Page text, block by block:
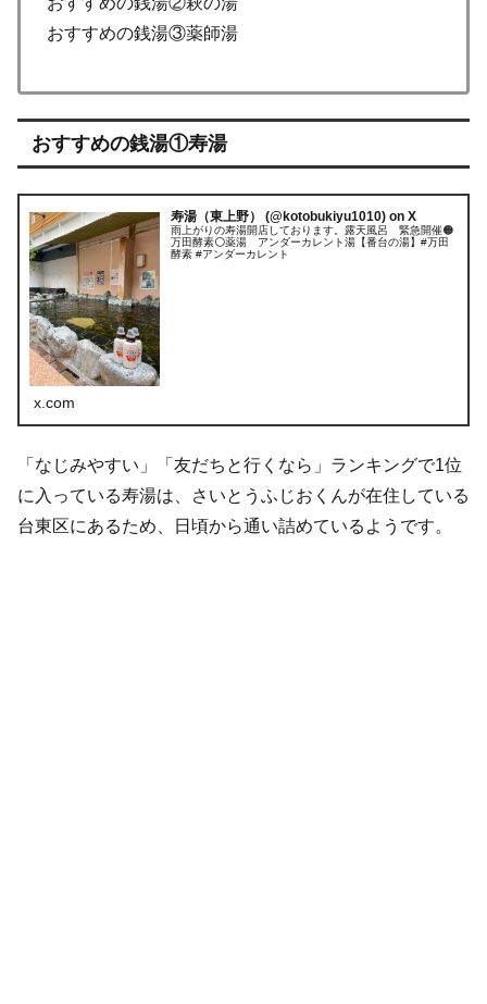
おすすめの銭湯③薬師湯
おすすめの銭湯①寿湯
寿湯（東上野） (@kotobukiyu1010) on X
雨上がりの寿湯開店しております。露天風呂 緊急開催🟠
万田酵素⚪️薬湯 アンダーカレント湯【番台の湯】#万田
酵素 #アンダーカレント
x.com
「なじみやすい」「友だちと行くなら」ランキングで1位
に入っている寿湯は、さいとうふじおくんが在住している
台東区にあるため、日頃から通い詰めているようです。